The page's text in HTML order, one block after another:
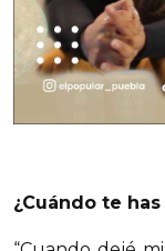
¿Cuándo te